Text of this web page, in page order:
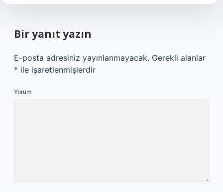
Bir yanıt yazın
E-posta adresiniz yayınlanmayacak. Gerekli alanlar
* ile işaretlenmişlerdir
Yorum